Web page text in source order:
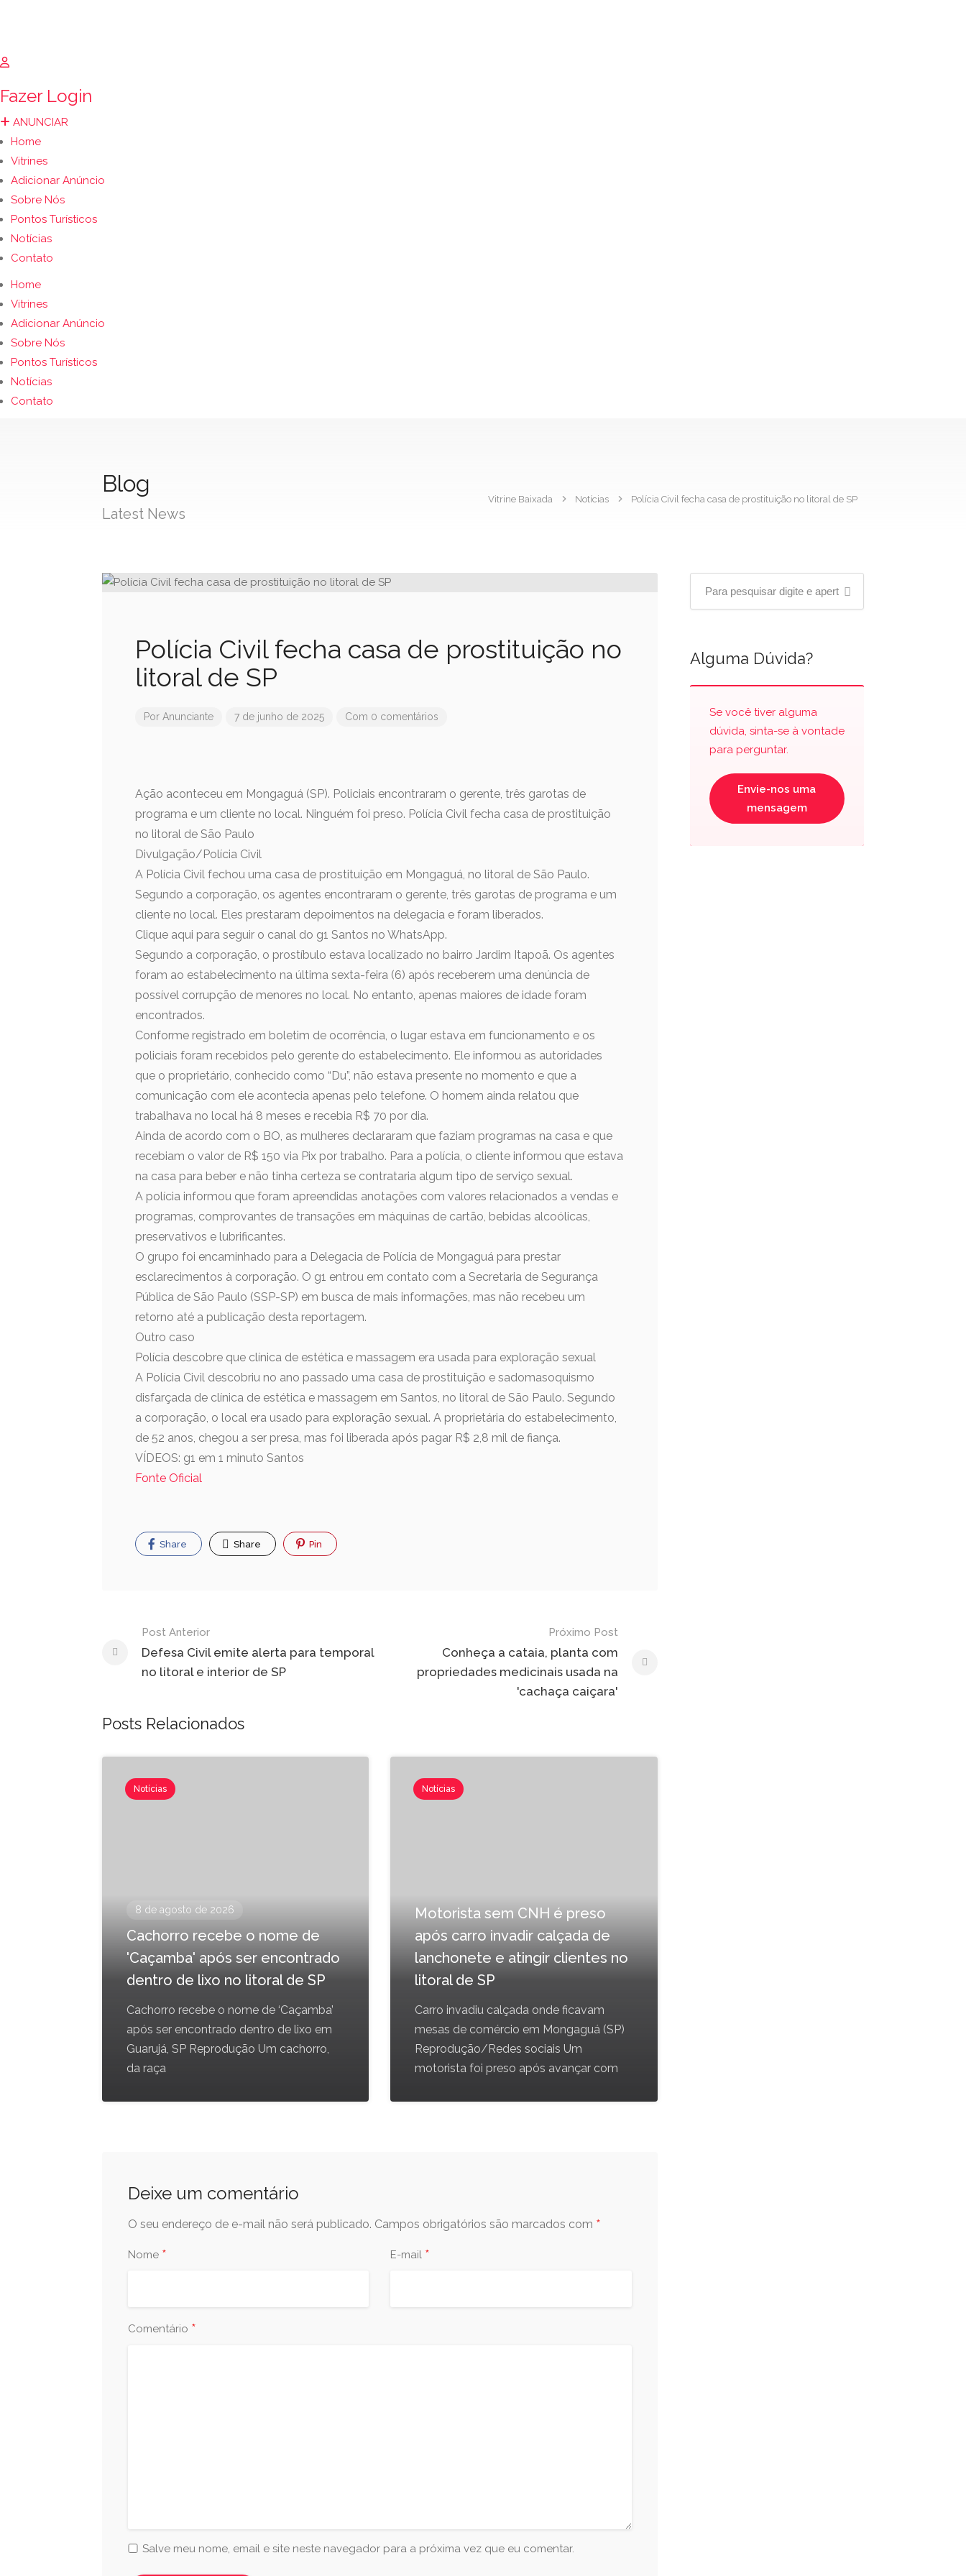
Fazer Login
ANUNCIAR
Home
Vitrines
Adicionar Anúncio
Sobre Nós
Pontos Turísticos
Notícias
Contato
Home
Vitrines
Adicionar Anúncio
Sobre Nós
Pontos Turísticos
Notícias
Contato
Blog
Latest News
Vitrine Baixada Notícias Polícia Civil fecha casa de prostituição no litoral de SP
Polícia Civil fecha casa de prostituição no
litoral de SP
Por Anunciante 7 de junho de 2025 Com 0 comentários
Ação aconteceu em Mongaguá (SP). Policiais encontraram o gerente, três garotas de
programa e um cliente no local. Ninguém foi preso. Polícia Civil fecha casa de prostituição
no litoral de São Paulo
Divulgação/Polícia Civil
A Polícia Civil fechou uma casa de prostituição em Mongaguá, no litoral de São Paulo.
Segundo a corporação, os agentes encontraram o gerente, três garotas de programa e um
cliente no local. Eles prestaram depoimentos na delegacia e foram liberados.
Clique aqui para seguir o canal do g1 Santos no WhatsApp.
Segundo a corporação, o prostíbulo estava localizado no bairro Jardim Itapoã. Os agentes
foram ao estabelecimento na última sexta-feira (6) após receberem uma denúncia de
possível corrupção de menores no local. No entanto, apenas maiores de idade foram
encontrados.
Conforme registrado em boletim de ocorrência, o lugar estava em funcionamento e os
policiais foram recebidos pelo gerente do estabelecimento. Ele informou as autoridades
que o proprietário, conhecido como “Du”, não estava presente no momento e que a
comunicação com ele acontecia apenas pelo telefone. O homem ainda relatou que
trabalhava no local há 8 meses e recebia R$ 70 por dia.
Ainda de acordo com o BO, as mulheres declararam que faziam programas na casa e que
recebiam o valor de R$ 150 via Pix por trabalho. Para a polícia, o cliente informou que estava
na casa para beber e não tinha certeza se contrataria algum tipo de serviço sexual.
A polícia informou que foram apreendidas anotações com valores relacionados a vendas e
programas, comprovantes de transações em máquinas de cartão, bebidas alcoólicas,
preservativos e lubrificantes.
O grupo foi encaminhado para a Delegacia de Polícia de Mongaguá para prestar
esclarecimentos à corporação. O g1 entrou em contato com a Secretaria de Segurança
Pública de São Paulo (SSP-SP) em busca de mais informações, mas não recebeu um
retorno até a publicação desta reportagem.
Outro caso
Polícia descobre que clínica de estética e massagem era usada para exploração sexual
A Polícia Civil descobriu no ano passado uma casa de prostituição e sadomasoquismo
disfarçada de clínica de estética e massagem em Santos, no litoral de São Paulo. Segundo
a corporação, o local era usado para exploração sexual. A proprietária do estabelecimento,
de 52 anos, chegou a ser presa, mas foi liberada após pagar R$ 2,8 mil de fiança.
VÍDEOS: g1 em 1 minuto Santos
Fonte Oficial
Share Share Pin
Navegação
de
Post
Post Anterior
Defesa Civil emite alerta para temporal
no litoral e interior de SP
Próximo Post
Conheça a cataia, planta com
propriedades medicinais usada na
'cachaça caiçara'
Posts Relacionados
Notícias
8 de agosto de 2026
Cachorro recebe o nome de
'Caçamba' após ser encontrado
dentro de lixo no litoral de SP
Cachorro recebe o nome de ‘Caçamba’
após ser encontrado dentro de lixo em
Guarujá, SP Reprodução Um cachorro,
da raça
Notícias
Motorista sem CNH é preso
após carro invadir calçada de
lanchonete e atingir clientes no
litoral de SP
Carro invadiu calçada onde ficavam
mesas de comércio em Mongaguá (SP)
Reprodução/Redes sociais Um
motorista foi preso após avançar com
Deixe um comentário
O seu endereço de e-mail não será publicado. Campos obrigatórios são marcados com *
Nome * E-mail *
Comentário *
Salve meu nome, email e site neste navegador para a próxima vez que eu comentar.
Alguma Dúvida?
Se você tiver alguma
dúvida, sinta-se à vontade
para perguntar.
Envie-nos uma
mensagem